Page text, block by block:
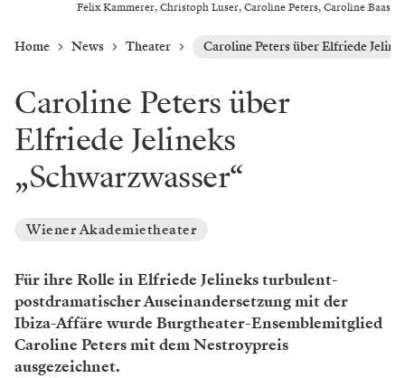
Felix Kammerer, Christoph Luser, Caroline Peters, Caroline Baas
Home News Theater Caroline Peters über Elfriede
Caroline Peters über
Elfriede Jelineks
„Schwarzwasser“
Wiener Akademietheater
Für ihre Rolle in Elfriede Jelineks turbulent-
postdramatischer Auseinandersetzung mit der
Ibiza-Affäre wurde Burgtheater-Ensemblemitglied
Caroline Peters mit dem Nestroypreis
ausgezeichnet.